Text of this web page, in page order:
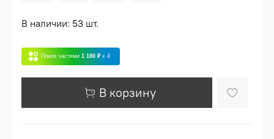
В наличии: 53 шт.
Плати частями 1 180 ₽ x 4
В корзину